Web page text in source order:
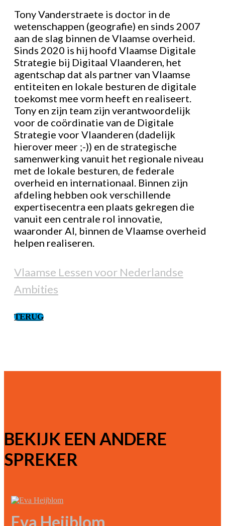
Tony Vanderstraete is doctor in de
wetenschappen (geografie) en sinds 2007
aan de slag binnen de Vlaamse overheid.
Sinds 2020 is hij hoofd Vlaamse Digitale
Strategie bij Digitaal Vlaanderen, het
agentschap dat als partner van Vlaamse
entiteiten en lokale besturen de digitale
toekomst mee vorm heeft en realiseert.
Tony en zijn team zijn verantwoordelijk
voor de coördinatie van de Digitale
Strategie voor Vlaanderen (dadelijk
hierover meer ;-)) en de strategische
samenwerking vanuit het regionale niveau
met de lokale besturen, de federale
overheid en internationaal. Binnen zijn
afdeling hebben ook verschillende
expertisecentra een plaats gekregen die
vanuit een centrale rol innovatie,
waaronder AI, binnen de Vlaamse overheid
helpen realiseren.
Vlaamse Lessen voor Nederlandse
Ambities
TERUG
BEKIJK EEN ANDERE
SPREKER
Eva Heijblom